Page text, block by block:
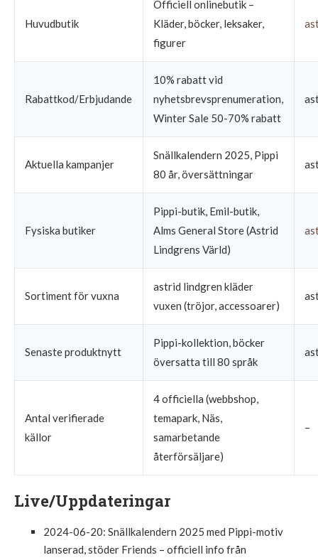
Huvudbutik
Officiell onlinebutik –
Kläder, böcker, leksaker,
figurer
Rabattkod/Erbjudande
10% rabatt vid
nyhetsbrevsprenumeration,
Winter Sale 50-70% rabatt
Aktuella kampanjer
Snällkalendern 2025, Pippi
80 år, översättningar
Fysiska butiker
Pippi-butik, Emil-butik,
Alms General Store (Astrid
Lindgrens Värld)
Sortiment för vuxna
astrid lindgren kläder
vuxen (tröjor, accessoarer)
Senaste produktnytt
Pippi-kollektion, böcker
översatta till 80 språk
Antal verifierade
källor
4 officiella (webbshop,
temapark, Näs,
samarbetande
återförsäljare)
–
Live/Uppdateringar
2024-06-20: Snällkalendern 2025 med Pippi-motiv
lanserad, stöder Friends – officiell info från